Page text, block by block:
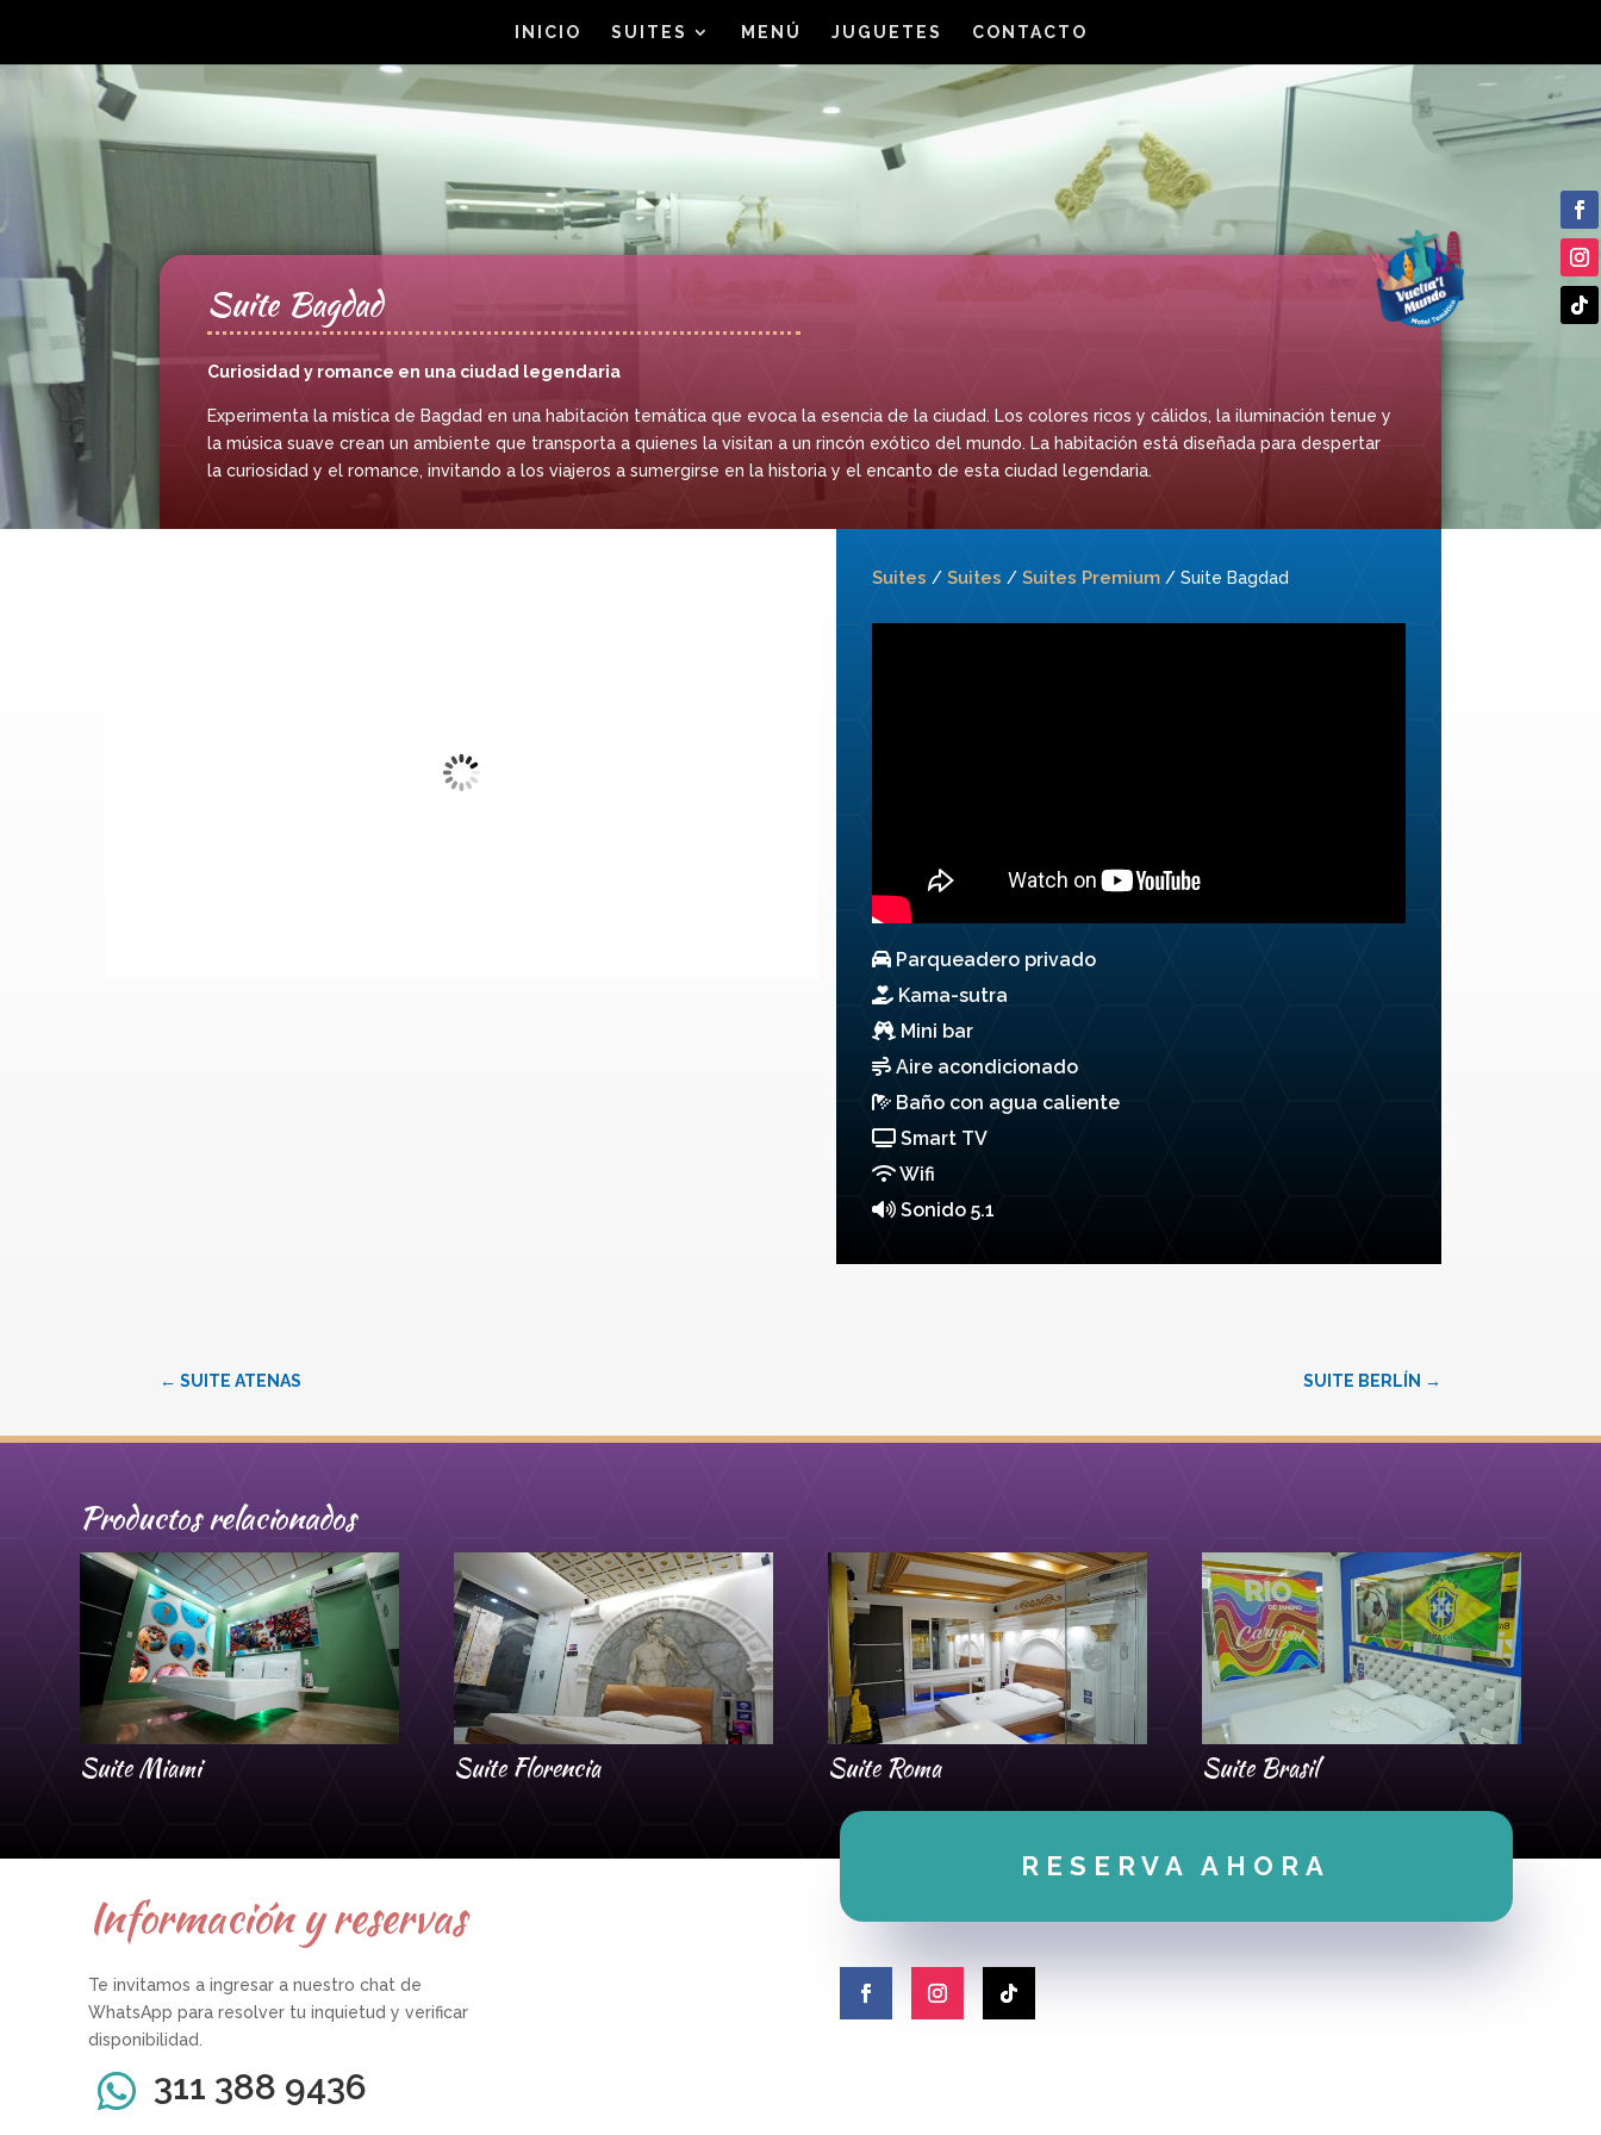
INICIO SUITES MENÚ JUGUETES CONTACTO
Suite Bagdad
Curiosidad y romance en una ciudad legendaria
Experimenta la mística de Bagdad en una habitación temática que evoca la esencia de la ciudad. Los colores ricos y cálidos, la iluminación tenue y
la música suave crean un ambiente que transporta a quienes la visitan a un rincón exótico del mundo. La habitación está diseñada para despertar
la curiosidad y el romance, invitando a los viajeros a sumergirse en la historia y el encanto de esta ciudad legendaria.
Suites / Suites / Suites Premium/ Suite Bagdad
Parqueadero privado
Kama-sutra
Mini bar
Aire acondicionado
Baño con agua caliente
Smart TV
Wifi
Sonido 5.1
←SUITE ATENAS SUITE BERLÍN →
Productos relacionados
Suite Miami Suite Florencia Suite Roma Suite Brasil
Información y reservas
Te invitamos a ingresar a nuestro chat de
WhatsApp para resolver tu inquietud y verificar
disponibilidad.
 311 388 9436
RESERVA AHORA